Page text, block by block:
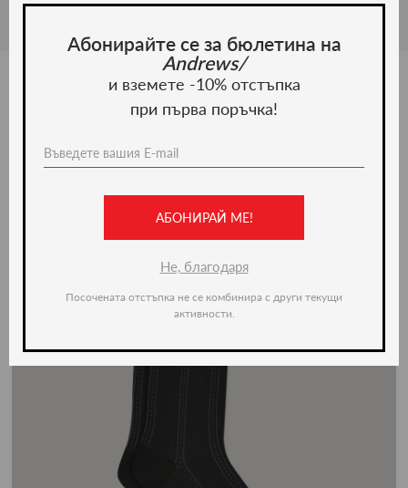
Ние препоръчваме
Абонирайте се за бюлетина на
Andrews/
и вземете -10% отстъпка
при първа поръчка!
АБОНИРАЙ МЕ!
Не, благодаря
Посочената отстъпка не се комбинира с други текущи
активности.